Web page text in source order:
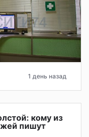
1 день назад
кому из
пишут